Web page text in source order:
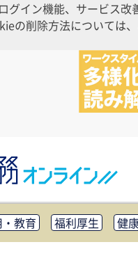
グイン機能、サービス
の削除方法については
教育 福利厚生 健
マネジメント・BCP